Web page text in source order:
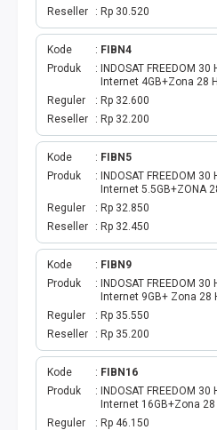
PAKET SMS
AKTIVASI PAKET
VOUCHER DATA
VOUCHER TV
ISI ULANG GAME
TAG PLN
TAG PDAM
TAG BPJS
TAG TELKOM
Reseller
Rp 30.520
Kode
FIBN4
Produk
INDOSAT FREEDOM
Internet 4GB+Zona 28
Reguler
Rp 32.600
Reseller
Rp 32.200
Kode
FIBN5
Produk
INDOSAT FREEDOM
Internet 5.5GB+ZONA
Reguler
Rp 32.850
Reseller
Rp 32.450
Kode
FIBN9
Produk
INDOSAT FREEDOM
Internet 9GB+ Zona 28
Reguler
Rp 35.550
Reseller
Rp 35.200
Kode
FIBN16
Produk
INDOSAT FREEDOM
Internet 16GB+Zona 28
Reguler
Rp 46.150